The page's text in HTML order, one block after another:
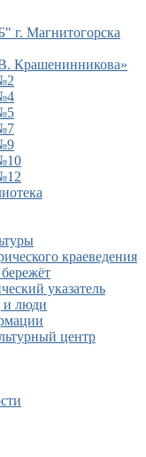
г. Магнитогорска
Крашенинникова»
краеведения
указатель
и люди
центр